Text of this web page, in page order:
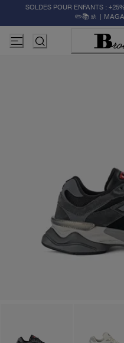
SOLDES POUR ENFANTS :
✏️📚🚸 |